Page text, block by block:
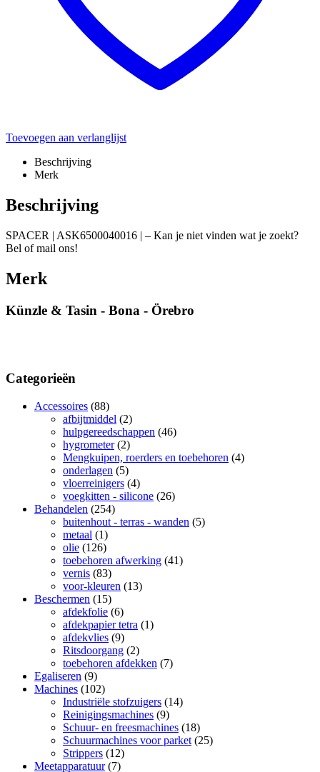
Toevoegen aan verlanglijst
Beschrijving
Merk
Beschrijving
SPACER | ASK6500040016 | – Kan je niet vinden wat je zoekt?
Bel of mail ons!
Merk
Künzle & Tasin - Bona - Örebro
Categorieën
Accessoires (88)
afbijtmiddel (2)
hulpgereedschappen (46)
hygrometer (2)
Mengkuipen, roerders en toebehoren (4)
onderlagen (5)
vloerreinigers (4)
voegkitten - silicone (26)
Behandelen (254)
buitenhout - terras - wanden (5)
metaal (1)
olie (126)
toebehoren afwerking (41)
vernis (83)
voor-kleuren (13)
Beschermen (15)
afdekfolie (6)
afdekpapier tetra (1)
afdekvlies (9)
Ritsdoorgang (2)
toebehoren afdekken (7)
Egaliseren (9)
Machines (102)
Industriële stofzuigers (14)
Reinigingsmachines (9)
Schuur- en freesmachines (18)
Schuurmachines voor parket (25)
Strippers (12)
Meetapparatuur (7)